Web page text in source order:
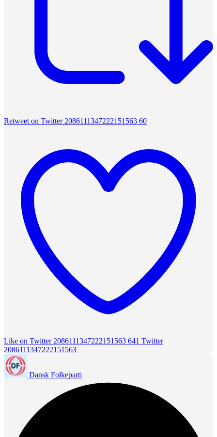
Retweet on Twitter 2086111347222151563 60
Like on Twitter 2086111347222151563 641 Twitter
2086111347222151563
Dansk Folkeparti